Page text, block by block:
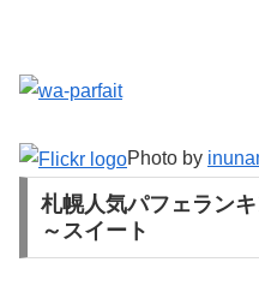
Photo by
札幌人気パフェラン
～スイート